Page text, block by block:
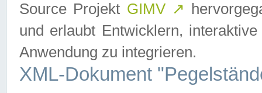
Source Projekt GIMV ↗
und erlaubt Entwicklern,
Anwendung zu integrieren.
XML-Dokument